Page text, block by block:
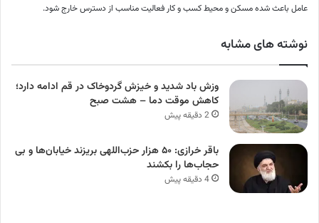
عامل باعث شده مسکن و محیط کسب و کار فعالیت مناسب از دسترس خارج شود.
نوشته های مشابه
وزش باد شدید و خیزش گردوخاک در قم ادامه دارد؛
کاهش موقت دما – هشت صبح
2 دقیقه پیش
باقر خرازی: ۵۰ هزار حزب‌اللهی بریزند خیابان‌ها و بی
حجاب‌ها را بکشند
4 دقیقه پیش